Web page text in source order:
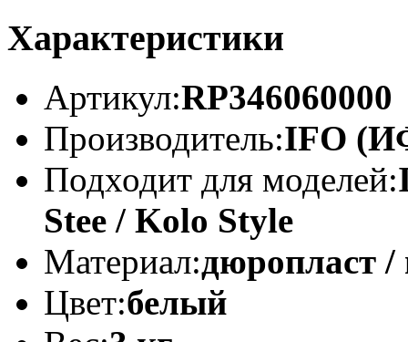
Характеристики
Артикул:RP346060000
Производитель:IFO
Подходит для моделей:
Stee / Kolo Style
Материал:дюропласт /
Цвет:белый